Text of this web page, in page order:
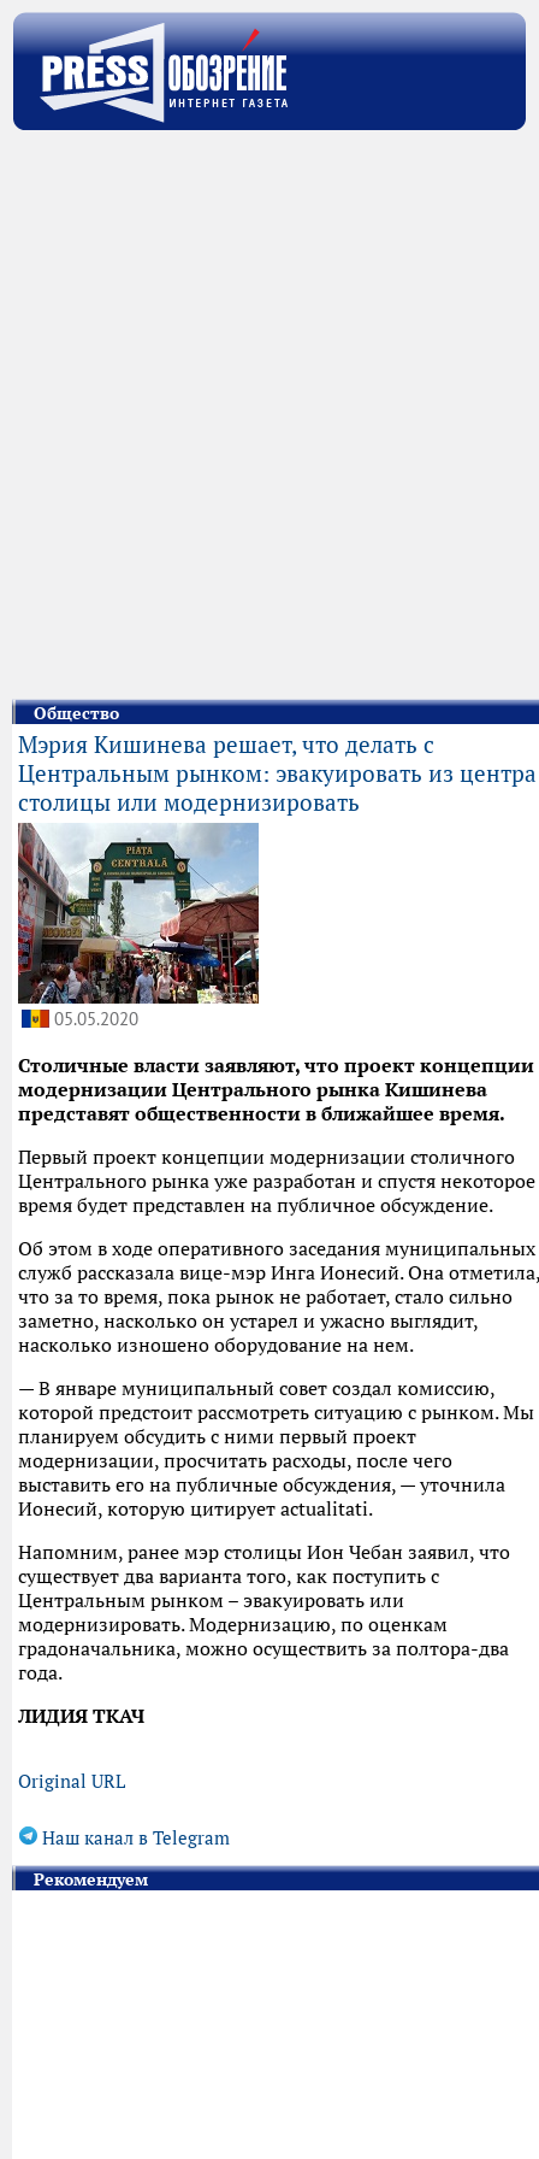
Общество
Мэрия Кишинева решает, что делать с
Центральным рынком: эвакуировать из центра
столицы или модернизировать
05.05.2020
Столичные власти заявляют, что проект концепции
модернизации Центрального рынка Кишинева
представят общественности в ближайшее время.
Первый проект концепции модернизации столичного
Центрального рынка уже разработан и спустя некоторое
время будет представлен на публичное обсуждение.
Об этом в ходе оперативного заседания муниципальных
служб рассказала вице-мэр Инга Ионесий. Она отметила,
что за то время, пока рынок не работает, стало сильно
заметно, насколько он устарел и ужасно выглядит,
насколько изношено оборудование на нем.
— В январе муниципальный совет создал комиссию,
которой предстоит рассмотреть ситуацию с рынком. Мы
планируем обсудить с ними первый проект
модернизации, просчитать расходы, после чего
выставить его на публичные обсуждения, — уточнила
Ионесий, которую цитирует actualitati.
Напомним, ранее мэр столицы Ион Чебан заявил, что
существует два варианта того, как поступить с
Центральным рынком – эвакуировать или
модернизировать. Модернизацию, по оценкам
градоначальника, можно осуществить за полтора-два
года.
ЛИДИЯ ТКАЧ
Original URL
Наш канал в Telegram
Рекомендуем